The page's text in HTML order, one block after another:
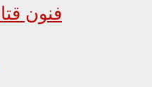
فنون